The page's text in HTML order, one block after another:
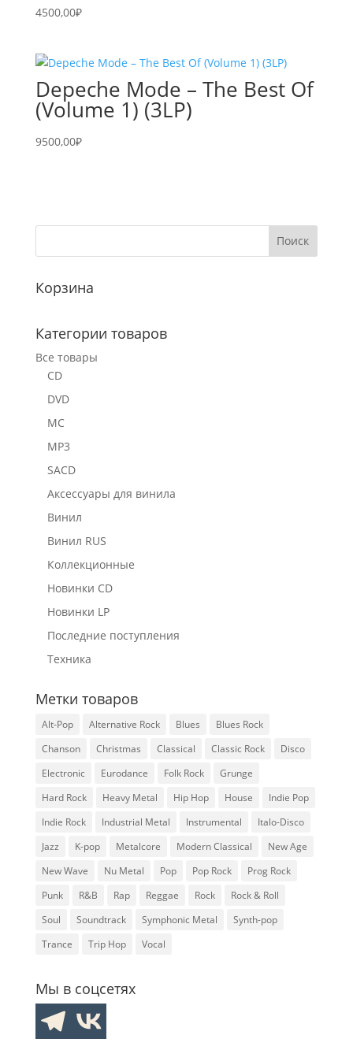
4500,00₽
Depeche Mode – The Best Of
(Volume 1) (3LP)
9500,00₽
Корзина
Категории товаров
Все товары
CD
DVD
MC
MP3
SACD
Аксессуары для винила
Винил
Винил RUS
Коллекционные
Новинки CD
Новинки LP
Последние поступления
Техника
Метки товаров
Alt-Pop Alternative Rock Blues
Blues Rock
Chanson
Christmas Classical Classic Rock
Disco
Electronic
Eurodance Folk Rock
Grunge
Hard Rock
Heavy Metal Hip Hop House
Indie Pop
Indie Rock
Industrial Metal Instrumental
Italo-Disco
Jazz
K-pop Metalcore Modern Classical
New Age
New Wave
Nu Metal Pop Pop Rock
Prog Rock
Punk
R&B Rap Reggae Rock
Rock & Roll
Soul
Soundtrack Symphonic Metal
Synth-pop
Trance
Trip Hop Vocal
Мы в соцсетях